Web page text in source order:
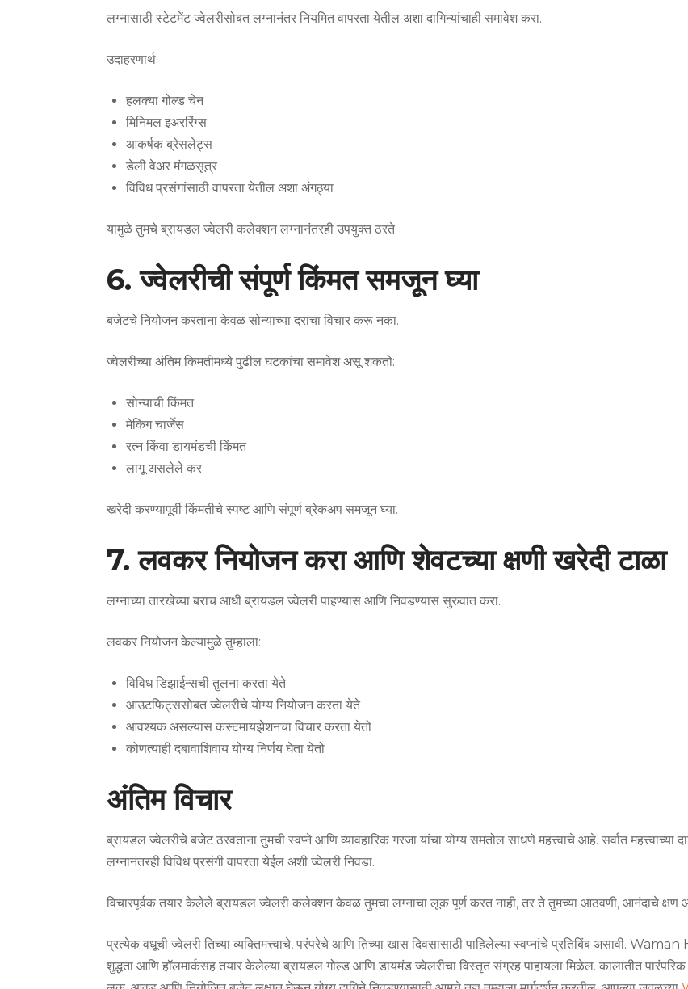
लग्नासाठी स्टेटमेंट ज्वेलरीसोबत लग्नानंतर नियमित वापरता येतील अशा दागिन्यांचाही समावेश करा.
उदाहरणार्थ:
हलक्या गोल्ड चेन
मिनिमल इअररिंग्स
आकर्षक ब्रेसलेट्स
डेली वेअर मंगळसूत्र
विविध प्रसंगांसाठी वापरता येतील अशा अंगठ्या
यामुळे तुमचे ब्रायडल ज्वेलरी कलेक्शन लग्नानंतरही उपयुक्त ठरते.
6. ज्वेलरीची संपूर्ण किंमत समजून घ्या
बजेटचे नियोजन करताना केवळ सोन्याच्या दराचा विचार करू नका.
ज्वेलरीच्या अंतिम किमतीमध्ये पुढील घटकांचा समावेश असू शकतो:
सोन्याची किंमत
मेकिंग चार्जेस
रत्न किंवा डायमंडची किंमत
लागू असलेले कर
खरेदी करण्यापूर्वी किंमतीचे स्पष्ट आणि संपूर्ण ब्रेकअप समजून घ्या.
7. लवकर नियोजन करा आणि शेवटच्या क्षणी खरेदी टाळा
लग्नाच्या तारखेच्या बराच आधी ब्रायडल ज्वेलरी पाहण्यास आणि निवडण्यास सुरुवात करा.
लवकर नियोजन केल्यामुळे तुम्हाला:
विविध डिझाईन्सची तुलना करता येते
आउटफिट्ससोबत ज्वेलरीचे योग्य नियोजन करता येते
आवश्यक असल्यास कस्टमायझेशनचा विचार करता येतो
कोणत्याही दबावाशिवाय योग्य निर्णय घेता येतो
अंतिम विचार
ब्रायडल ज्वेलरीचे बजेट ठरवताना तुमची स्वप्ने आणि व्यावहारिक गरजा यांचा योग्य समतोल साधणे महत्त्वाचे आहे. सर्वात महत्त्वाच्या
लग्नानंतरही विविध प्रसंगी वापरता येईल अशी ज्वेलरी निवडा.
विचारपूर्वक तयार केलेले ब्रायडल ज्वेलरी कलेक्शन केवळ तुमचा लग्नाचा लूक पूर्ण करत नाही, तर ते तुमच्या आठवणी, आनंदाचे क्षण
प्रत्येक वधूची ज्वेलरी तिच्या व्यक्तिमत्त्वाचे, परंपरेचे आणि तिच्या खास दिवसासाठी पाहिलेल्या स्वप्नांचे प्रतिबिंब असावी.
शुद्धता आणि हॉलमार्कसह तयार केलेल्या ब्रायडल गोल्ड आणि डायमंड ज्वेलरीचा विस्तृत संग्रह पाहायला मिळेल. कालातीत